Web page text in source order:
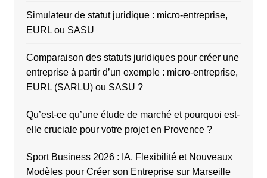
Simulateur de statut juridique : micro-entreprise,
EURL ou SASU
Comparaison des statuts juridiques pour créer une
entreprise à partir d’un exemple : micro-entreprise,
EURL (SARLU) ou SASU ?
Qu’est-ce qu’une étude de marché et pourquoi est-
elle cruciale pour votre projet en Provence ?
Sport Business 2026 : IA, Flexibilité et Nouveaux
Modèles pour Créer son Entreprise sur Marseille